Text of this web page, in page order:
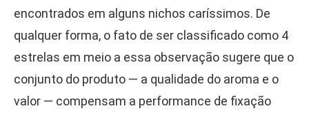
encontrados em alguns nichos caríssimos. De
qualquer forma, o fato de ser classificado como 4
estrelas em meio a essa observação sugere que o
conjunto do produto — a qualidade do aroma e o
valor — compensam a performance de fixação